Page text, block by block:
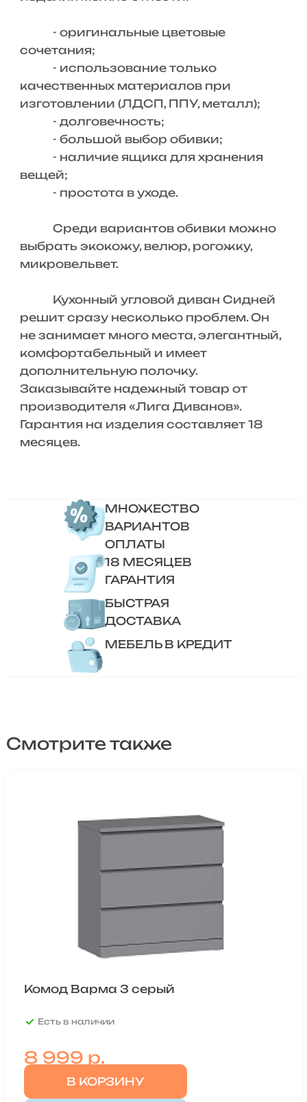
- оригинальные цветовые
сочетания;
- использование только
качественных материалов при
изготовлении (ЛДСП, ППУ, металл);
- долговечность;
- большой выбор обивки;
- наличие ящика для хранения
вещей;
- простота в уходе.
Среди вариантов обивки можно
выбрать экокожу, велюр, рогожку,
микровельвет.
Кухонный угловой диван Сидней
решит сразу несколько проблем. Он
не занимает много места, элегантный,
комфортабельный и имеет
дополнительную полочку.
Заказывайте надежный товар от
производителя «Лига Диванов».
Гарантия на изделия составляет 18
месяцев.
МНОЖЕСТВО
ВАРИАНТОВ
ОПЛАТЫ
18 МЕСЯЦЕВ
ГАРАНТИЯ
БЫСТРАЯ
ДОСТАВКА
МЕБЕЛЬ В КРЕДИТ
Смотрите также
Комод Варма 3 серый
Есть в наличии
8 999 р.
В КОРЗИНУ